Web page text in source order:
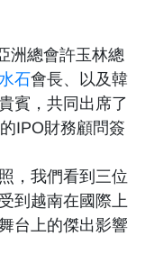
洲總會許玉林總
石會長、以及韓
賓，共同出席了
IPO財務顧問簽
，我們看到三位
到越南在國際上
台上的傑出影響